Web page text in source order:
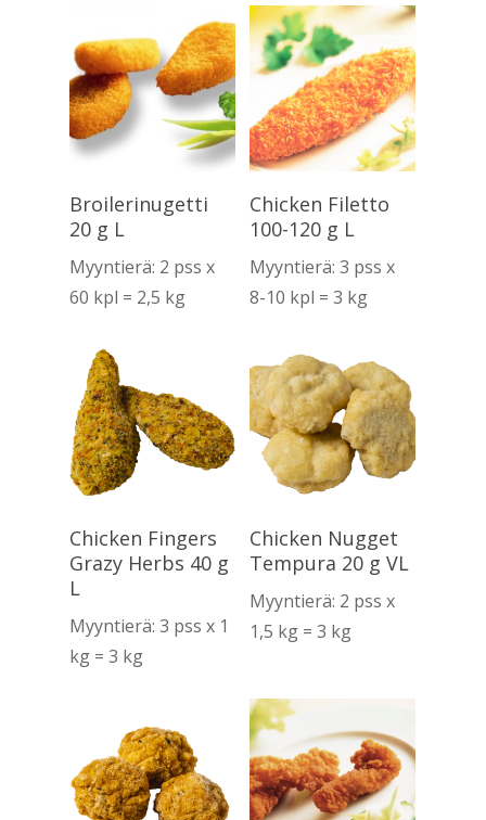
Lue Lisää
Broilerinugetti
20 g L
Myyntierä: 2 pss x
60 kpl = 2,5 kg
Lue Lisää
Chicken Filetto
100-120 g L
Myyntierä: 3 pss x
8-10 kpl = 3 kg
Lue Lisää
Chicken Fingers
Grazy Herbs 40 g
L
Myyntierä: 3 pss x 1
kg = 3 kg
Lue Lisää
Chicken Nugget
Tempura 20 g VL
Myyntierä: 2 pss x
1,5 kg = 3 kg